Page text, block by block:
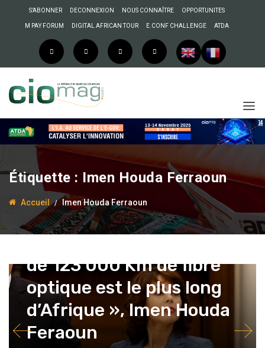
S’ABONNER DECONNEXION NOUS CONNAÎTRE OPPORTUNITES
M PAY FORUM DIGITAL AFRICAN TOUR E.CONF CHALLENGE ATDA
Étiquette : Imen Houda Ferraoun
Accueil Imen Houda Ferraoun
22 janvier 2018 Souleyman Tobias
de 123 000 Km de fibre
optique est le plus long
d’Afrique », Imen Houda
Feraoun